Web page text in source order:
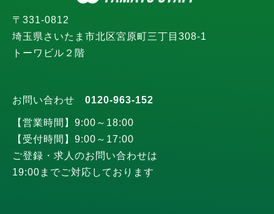
〒331-0812
埼玉県さいたま市北区宮原町三丁目308-1
トーワビル２階
お問い合わせ 0120-963-152
【営業時間】9:00～18:00
【受付時間】9:00～17:00
ご登録・求人のお問い合わせは
19:00までご対応しております